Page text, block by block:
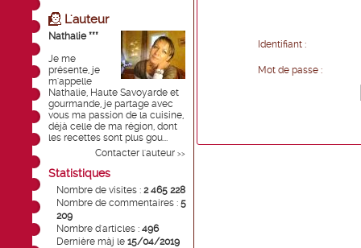
L'auteur
Nathalie ***
Je me
présente, je
m'appelle
Nathalie, Haute Savoyarde et
gourmande, je partage avec
vous ma passion de la cuisine,
déjà celle de ma région, dont
les recettes sont plus gou...
Contacter l'auteur >>
Statistiques
Nombre de visites : 2 465 228
Nombre de commentaires : 5
209
Nombre d'articles : 496
Dernière màj le 15/04/2019
Identifiant :
Mot de passe :